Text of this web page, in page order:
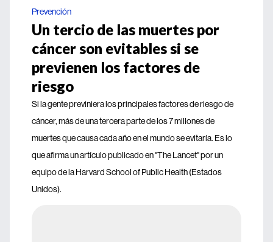
Prevención
Un tercio de las muertes por
cáncer son evitables si se
previenen los factores de
riesgo
Si la gente previniera los principales factores de riesgo de
cáncer, más de una tercera parte de los 7 millones de
muertes que causa cada año en el mundo se evitaría. Es lo
que afirma un artículo publicado en "The Lancet" por un
equipo de la Harvard School of Public Health (Estados
Unidos).